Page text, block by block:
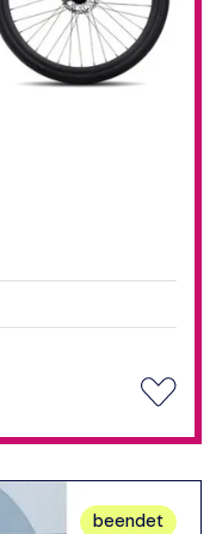
beendet